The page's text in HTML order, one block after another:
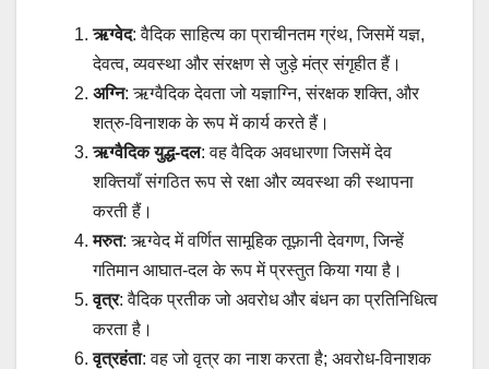
ऋग्वेद: वैदिक साहित्य का प्राचीनतम ग्रंथ, जिसमें यज्ञ,
देवत्व, व्यवस्था और संरक्षण से जुड़े मंत्र संगृहीत हैं।
अग्नि: ऋग्वैदिक देवता जो यज्ञाग्नि, संरक्षक शक्ति, और
शत्रु-विनाशक के रूप में कार्य करते हैं।
ऋग्वैदिक युद्ध-दल: वह वैदिक अवधारणा जिसमें देव
शक्तियाँ संगठित रूप से रक्षा और व्यवस्था की स्थापना
करती हैं।
मरुत: ऋग्वेद में वर्णित सामूहिक तूफ़ानी देवगण, जिन्हें
गतिमान आघात-दल के रूप में प्रस्तुत किया गया है।
वृत्र: वैदिक प्रतीक जो अवरोध और बंधन का प्रतिनिधित्व
करता है।
वृत्रहंता: वह जो वृत्र का नाश करता है; अवरोध-विनाशक